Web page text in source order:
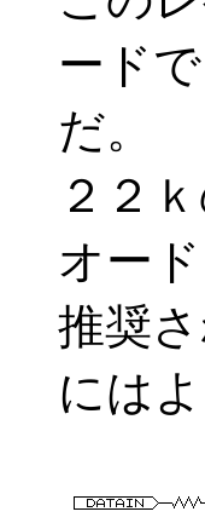
ード
だ。
２２
オー
推奨
には